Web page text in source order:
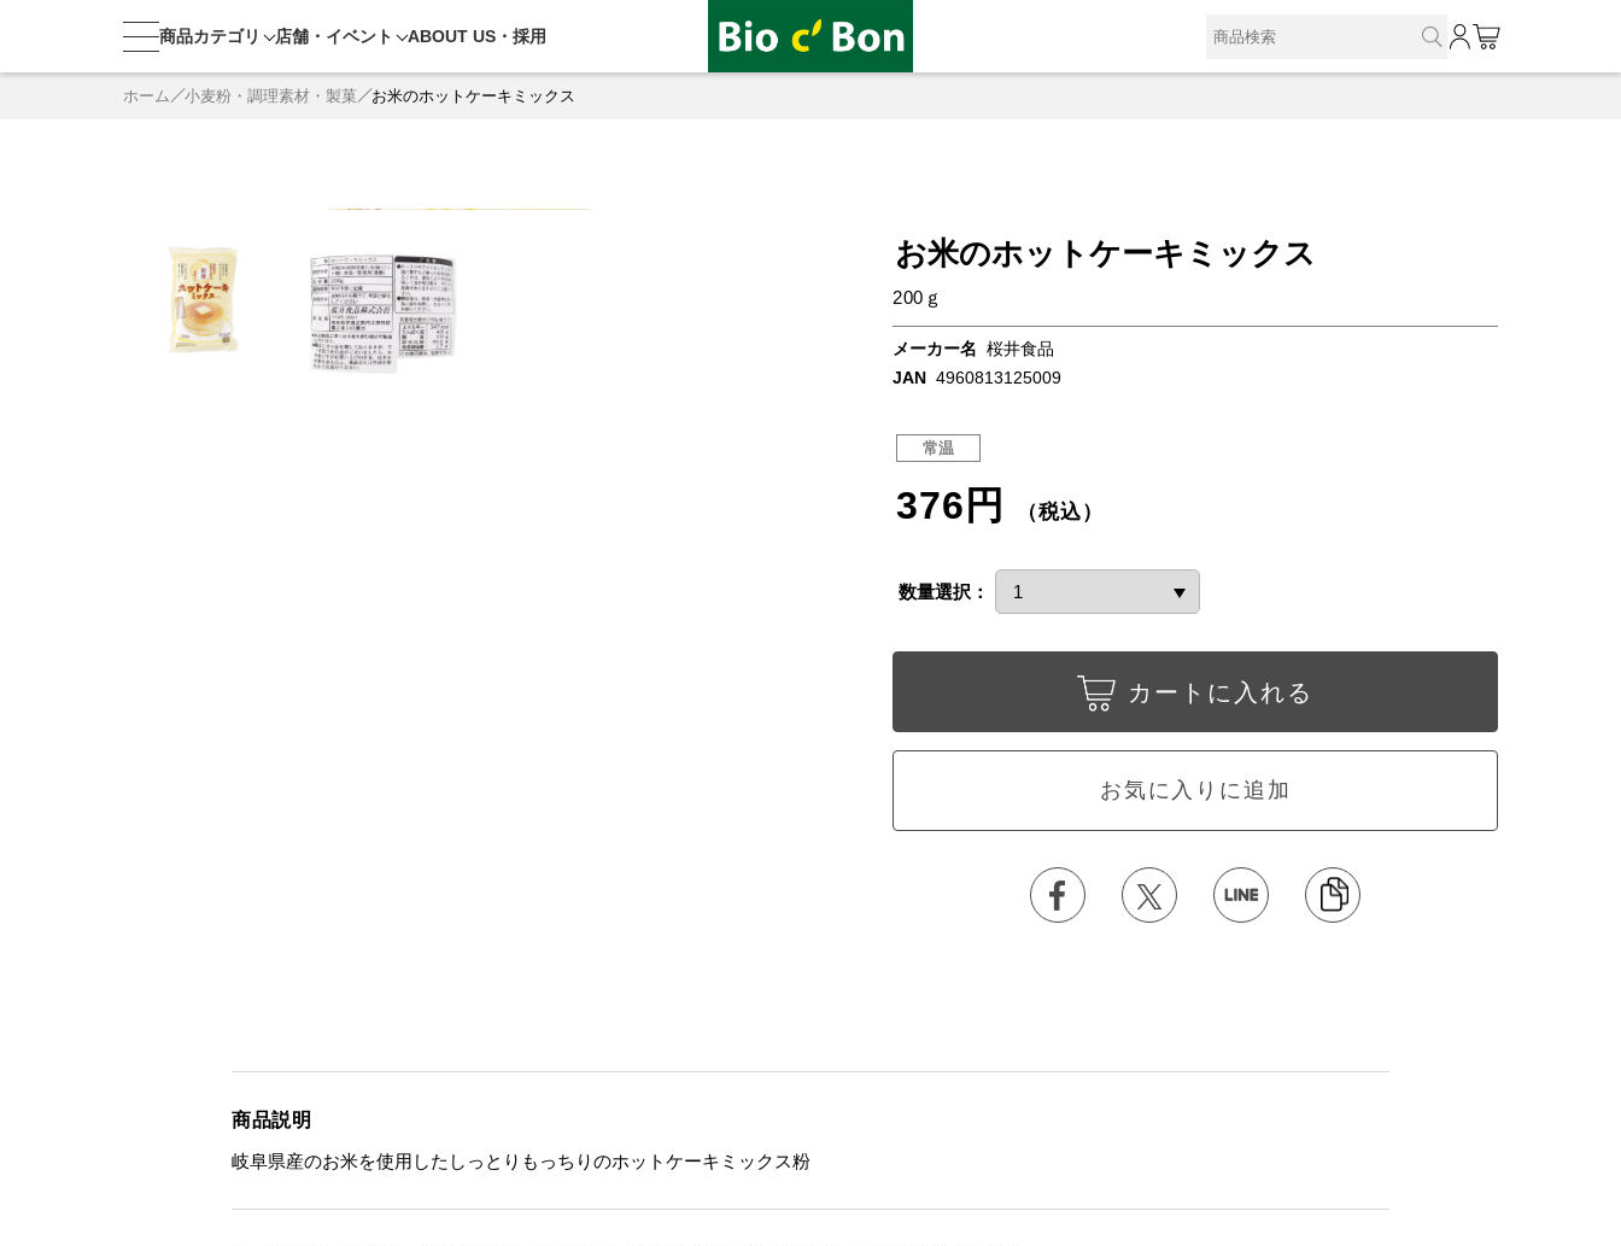
商品カテゴリ 店舗・ イベント ABOUT US・ 採用
ホーム 小麦粉・調理素材・製菓 お米のホットケーキミックス
お米のホットケーキミックス
200ｇ
メーカー名 桜井食品
JAN 4960813125009
常温
376円 （税込）
数量選択：
カートに入れる
お気に入りに追加
商品説明
岐阜県産のお米を使用したしっとりもっちりのホットケーキミックス粉